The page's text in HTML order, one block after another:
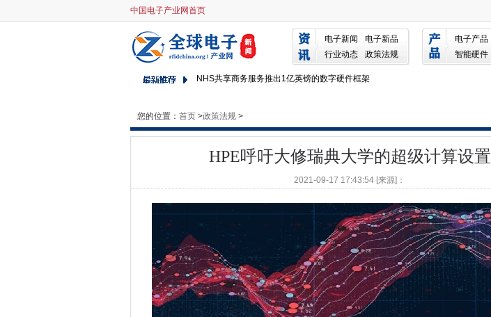
中国电子产业网首页
电子新闻
电子新品
行业动态
政策法规
电子产品
智能硬件
HPE呼吁大修瑞典大学的超级计算设置
IR35改革：谁补偿雇主的倪谁将IT承包商带到口袋里
偏远工人为家庭宽带战斗
NHS共享商务服务推出1亿英镑的数字硬件框架
IBM眼中的混合云机会
腾讯云打开印度尼西亚数据中心
澳大利亚和印度在关键技术方面
酿酒师摩尔森凉鞋瞄准网络攻击
在2021年的第一个补丁中的关键零点特征
爱立信旨在乘坐5克波浪，因为它是O2斯洛伐克5G供应协议
Met Office准备150万处理器，60个Petaflop超级计算机
Malwarebytes也由Solarwinds攻击者击中
东盟企业面临数字转型的障碍
SEPA数据泄漏作为代理抵抗赎金需求
您的位置： 首页 >政策法规 >
HPE呼吁大修瑞典大学的超级计算设置
2021-09-17 17:43:54 [来源]：